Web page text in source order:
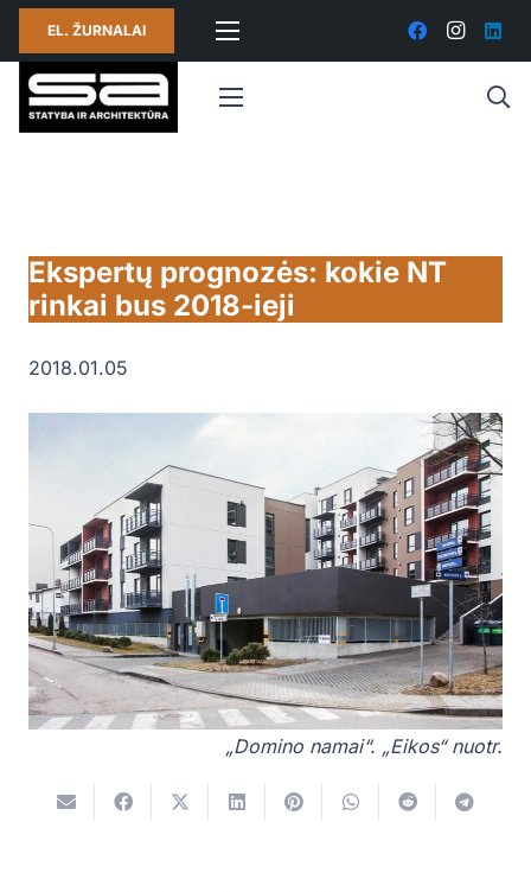
EL. ŽURNALAI
Ekspertų prognozės: kokie NT
rinkai bus 2018-ieji
2018.01.05
„Domino namai“. „Eikos“ nuotr.